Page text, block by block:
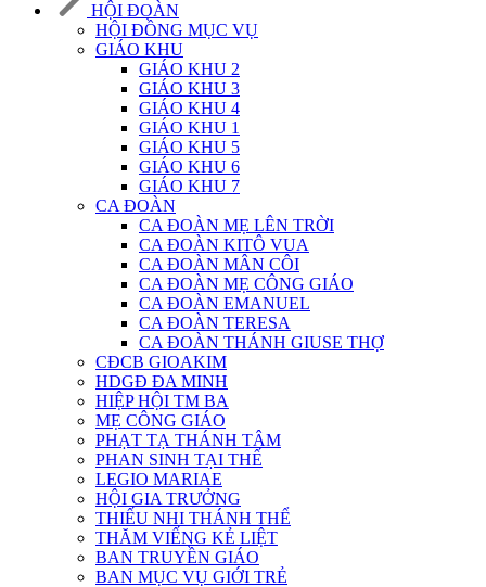
HỘI ĐOÀN
HỘI ĐỒNG MỤC VỤ
GIÁO KHU
GIÁO KHU 2
GIÁO KHU 3
GIÁO KHU 4
GIÁO KHU 1
GIÁO KHU 5
GIÁO KHU 6
GIÁO KHU 7
CA ĐOÀN
CA ĐOÀN MẸ LÊN TRỜI
CA ĐOÀN KITÔ VUA
CA ĐOÀN MÂN CÔI
CA ĐOÀN MẸ CÔNG GIÁO
CA ĐOÀN EMANUEL
CA ĐOÀN TERESA
CA ĐOÀN THÁNH GIUSE THỢ
CĐCB GIOAKIM
HDGĐ ĐA MINH
HIỆP HỘI TM BA
MẸ CÔNG GIÁO
PHẠT TẠ THÁNH TÂM
PHAN SINH TẠI THẾ
LEGIO MARIAE
HỘI GIA TRƯỞNG
THIẾU NHI THÁNH THỂ
THĂM VIẾNG KẺ LIỆT
BAN TRUYỀN GIÁO
BAN MỤC VỤ GIỚI TRẺ